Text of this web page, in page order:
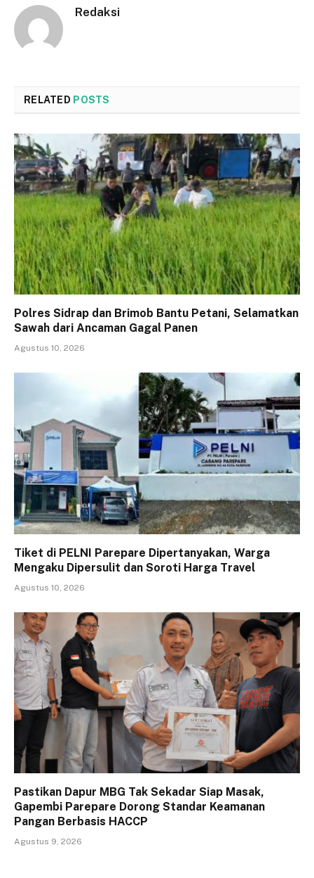
Redaksi
RELATED POSTS
Polres Sidrap dan Brimob Bantu Petani, Selamatkan
Sawah dari Ancaman Gagal Panen
Agustus 10, 2026
Tiket di PELNI Parepare Dipertanyakan, Warga
Mengaku Dipersulit dan Soroti Harga Travel
Agustus 10, 2026
Pastikan Dapur MBG Tak Sekadar Siap Masak,
Gapembi Parepare Dorong Standar Keamanan
Pangan Berbasis HACCP
Agustus 9, 2026